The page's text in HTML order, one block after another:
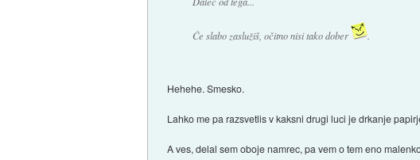
Če slabo zaslužiš, očitno nisi tako dober .
Hehehe. Smesko.
Lahko me pa razsvetlis v kaksni drugi luci je drkanje
A ves, delal sem oboje namrec, pa vem o tem eno